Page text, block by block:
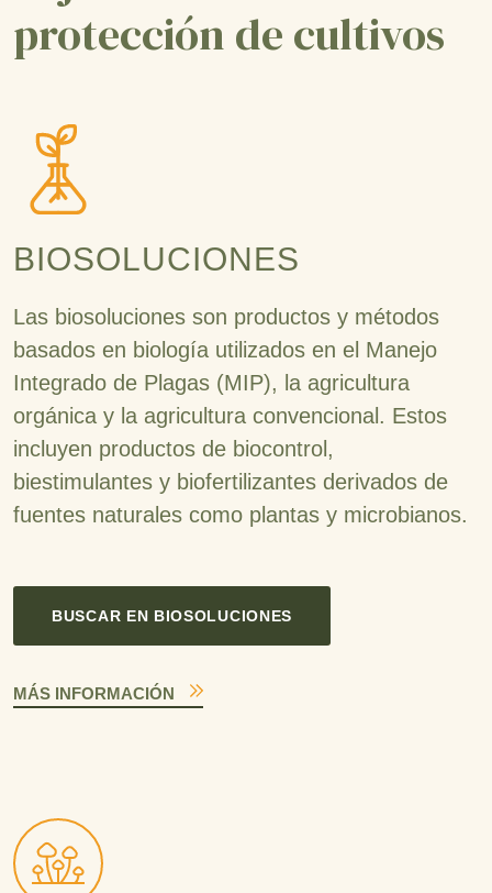
protección de cultivos
BIOSOLUCIONES
Las biosoluciones son productos y métodos
basados en biología utilizados en el Manejo
Integrado de Plagas (MIP), la agricultura
orgánica y la agricultura convencional. Estos
incluyen productos de biocontrol,
biestimulantes y biofertilizantes derivados de
fuentes naturales como plantas y microbianos.
BUSCAR EN BIOSOLUCIONES
MÁS INFORMACIÓN